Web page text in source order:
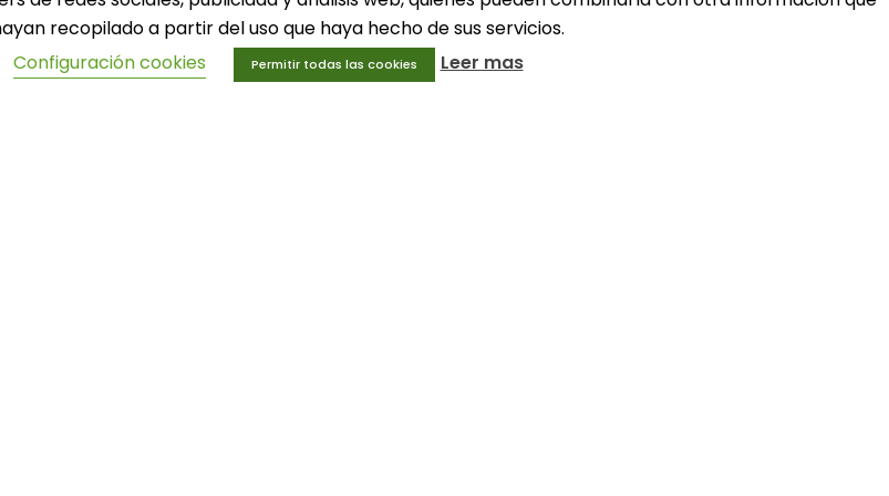
recopilado a partir del uso que haya hecho de sus servicios.
Configuración cookies Permitir todas las cookies Leer mas